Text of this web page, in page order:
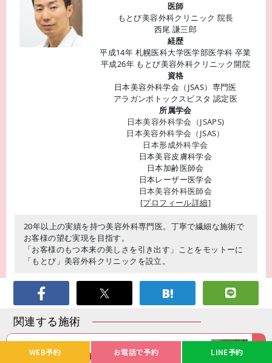
WEB予約 お電話で予約 LINE予約
医師
もとび美容外科クリニック 院長
西尾 謙三郎
経歴
平成14年 札幌医科大学医学部医学科 卒業
平成26年 もとび美容外科クリニック開院
資格
日本美容外科学会（JSAS）専門医
アラガンボトックスビスタ 認定医
所属学会
日本美容外科学会（JSAPS)
日本美容外科学会（JSAS）
日本形成外科学会
日本美容皮膚科学会
日本加齢医師会
日本レーザー医学会
日本美容外科医師会
[プロフィール詳細]
20年以上の実績を持つ美容外科専門医。丁寧で繊細な施術で
お客様の望む実現を目指す。
「お客様のもつ本来の美しさを引き出す」ことをモットーに
「もとび」美容外科クリニックを設立。
関連する施術
鼻尖縮小（団子鼻の整形）